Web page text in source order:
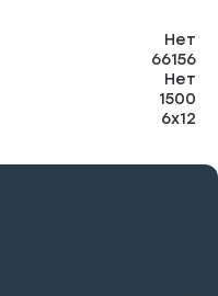
Нет
66156
Нет
1500
6х12